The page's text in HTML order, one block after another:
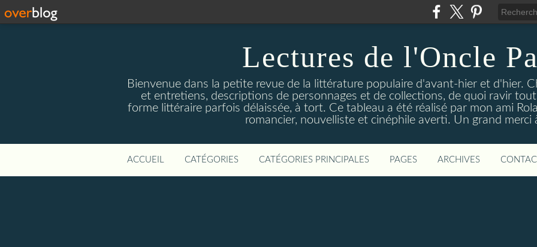
Lectures de l'Oncle
Bienvenue dans la petite revue de la littérature populaire d'avant-hier et d'hier.
et entretiens, descriptions de personnages et de collections, de quoi ravir
forme littéraire parfois délaissée, à tort. Ce tableau a été réalisé par mon ami
romancier, nouvelliste et cinéphile averti. Un grand merci
ACCUEIL CATÉGORIES CATÉGORIES PRINCIPALES PAGES ARCHIVES